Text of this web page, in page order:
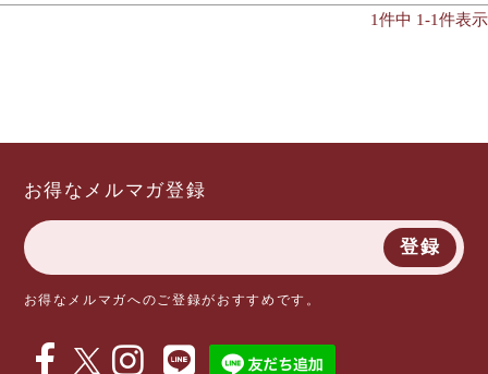
1件中 1-1件表示
お得なメルマガ登録
登録
お得なメルマガへのご登録がおすすめです。